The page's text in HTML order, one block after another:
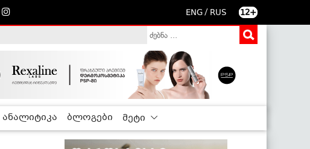
ENG / RUS 12+
ანალიტიკა ბლოგები მეტი